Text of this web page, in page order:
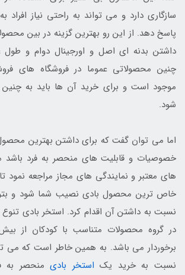
سازگاری دارد و می تواند به راحتی نیاز افراد
پاسخ دهد. از این رو بهترین گزینه در بین
داشتن بدنه ای اصل و اورجینال دوام و طول
چنین محصولاتی عموما در فروشگاه های
موجود است و برای خرید آن ها باید به
شود.
اما می توان گفت که برای داشتن بهترین
خصوصیات و قابلیت های منحصر به فرد
های معتبر و نمایندگی های مجاز مراجعه نمود
خاص ترین محصول بادی نصیب شما شود و
نسبت به داشتن آن اقدام کرد. استخر بادی تنوع
در گروه محصولات متناسب با کودکان از
برخوردار می باشد. به همین خاطر است که می
نسبت به خرید یک استخر بادیمنحصر به